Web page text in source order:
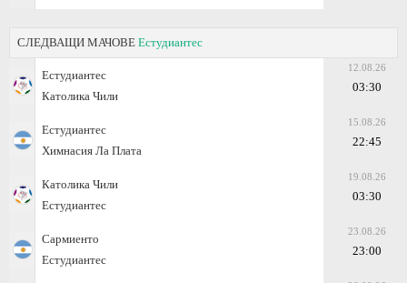
СЛЕДВАЩИ МАЧОВЕ Естудиантес
Естудиантес
Католика Чили
12.08.26
03:30
Естудиантес
Химнасия Ла Плата
15.08.26
22:45
Католика Чили
Естудиантес
19.08.26
03:30
Сармиенто
Естудиантес
23.08.26
23:00